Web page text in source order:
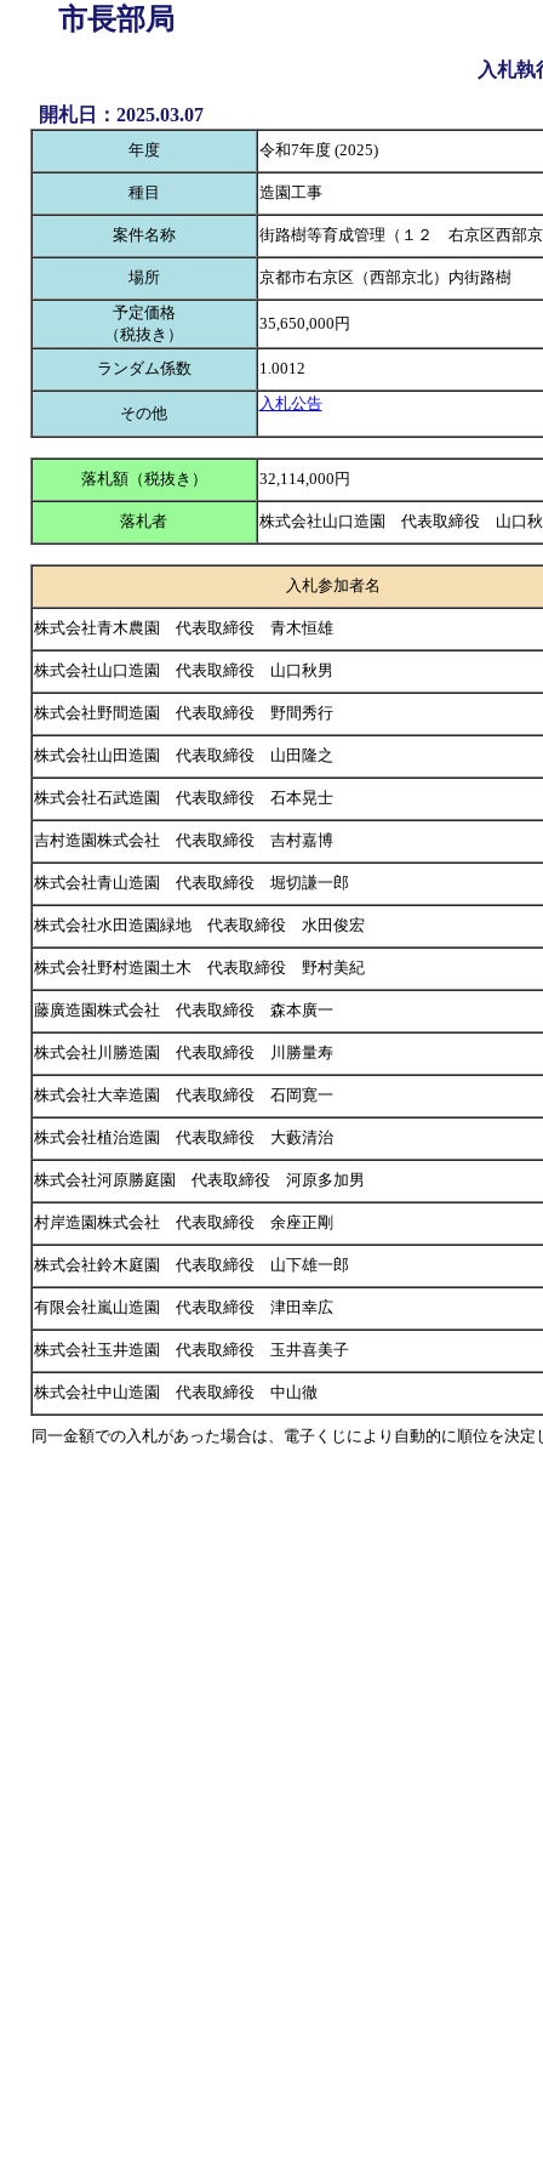
市長部局
入札執
開札日：2025.03.07
年度 令和7年度 (2025)
種目 造園工事
案件名称 街路樹等育成管理（１２ 右京区西部
場所
京都市右京区（西部京北）内街路樹
予定価格
（税抜き）
35,650,000円
ランダム係数 1.0012
その他
入札公告
落札額（税抜き） 32,114,000円
落札者 株式会社山口造園 代表取締役 山口
入札参加者名
株式会社青木農園 代表取締役 青木恒雄
株式会社山口造園 代表取締役 山口秋男
株式会社野間造園 代表取締役 野間秀行
株式会社山田造園 代表取締役 山田隆之
株式会社石武造園 代表取締役 石本晃士
吉村造園株式会社 代表取締役 吉村嘉博
株式会社青山造園 代表取締役 堀切謙一郎
株式会社水田造園緑地 代表取締役 水田俊宏
株式会社野村造園土木 代表取締役 野村美紀
藤廣造園株式会社 代表取締役 森本廣一
株式会社川勝造園 代表取締役 川勝量寿
株式会社大幸造園 代表取締役 石岡寛一
株式会社植治造園 代表取締役 大藪清治
株式会社河原勝庭園 代表取締役 河原多加男
村岸造園株式会社 代表取締役 余座正剛
株式会社鈴木庭園 代表取締役 山下雄一郎
有限会社嵐山造園 代表取締役 津田幸広
株式会社玉井造園 代表取締役 玉井喜美子
株式会社中山造園 代表取締役 中山徹
同一金額での入札があった場合は、電子くじにより自動的に順位を決定